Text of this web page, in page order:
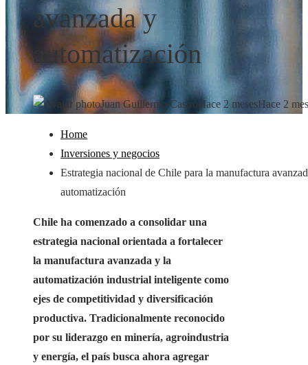
avanzada y
automatización
Juan Guillermo CastroHace 2 mesesHace 2
Home
Inversiones y negocios
Estrategia nacional de Chile para la manufactura
automatización
Chile ha comenzado a consolidar una
estrategia nacional orientada a fortalecer
la manufactura avanzada y la
automatización industrial inteligente como
ejes de competitividad y diversificación
productiva. Tradicionalmente reconocido
por su liderazgo en minería, agroindustria
y energía, el país busca ahora agregar